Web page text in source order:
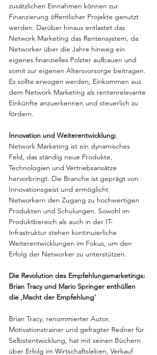
zusätzlichen Einnahmen können zur
Finanzierung öffentlicher Projekte genutzt
werden. Darüber hinaus entlastet das
Network Marketing das Rentensystem, da
Networker über die Jahre hinweg ein
eigenes finanzielles Polster aufbauen und
somit zur eigenen Altersvorsorge beitragen.
Es sollte erwogen werden, Einkommen aus
dem Network Marketing als rentenrelevante
Einkünfte anzuerkennen und steuerlich zu
fördern.
Innovation und Weiterentwicklung:
Network Marketing ist ein dynamisches
Feld, das ständig neue Produkte,
Technologien und Vertriebsansätze
hervorbringt. Die Branche ist geprägt von
Innovationsgeist und ermöglicht
Networkern den Zugang zu hochwertigen
Produkten und Schulungen. Sowohl im
Produktbereich als auch in der IT-
Infrastruktur stehen kontinuierliche
Weiterentwicklungen im Fokus, um den
Erfolg der Networker zu unterstützen.
Die Revolution des Empfehlungsmarketings:
Brian Tracy und Mario Springer enthüllen
die ‚Macht der Empfehlung‘
Brian Tracy, renommierter Autor,
Motivationstrainer und gefragter Redner für
Selbstentwicklung, hat mit seinen Büchern
über Erfolg im Wirtschaftsleben, Verkauf